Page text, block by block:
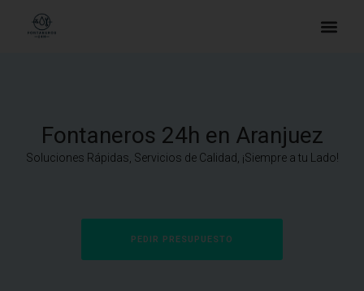
Fontaneros 24h en Aranjuez
Soluciones Rápidas, Servicios de Calidad, ¡Siempre a tu Lado!
PEDIR PRESUPUESTO